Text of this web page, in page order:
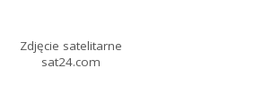
Zdjęcie satelitarne
sat24.com